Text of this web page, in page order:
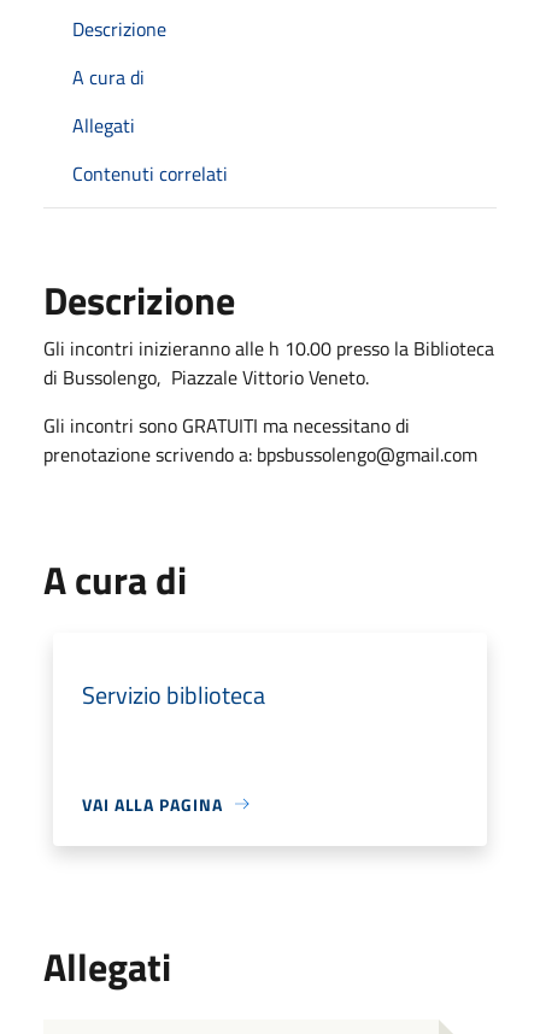
Descrizione
A cura di
Allegati
Contenuti correlati
Descrizione
Gli incontri inizieranno alle h 10.00 presso la Biblioteca
di Bussolengo, Piazzale Vittorio Veneto.
Gli incontri sono GRATUITI ma necessitano di
prenotazione scrivendo a: bpsbussolengo@gmail.com
A cura di
Servizio biblioteca
VAI ALLA PAGINA
Allegati